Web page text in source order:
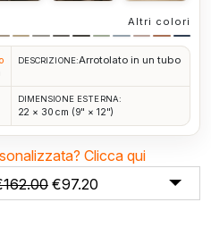
Altri colori
DESCRIZIONE:Arrotolato in un tubo
DIMENSIONE ESTERNA:
22 × 30 cm (9" × 12")
Clicca qui
162.00 €97.20